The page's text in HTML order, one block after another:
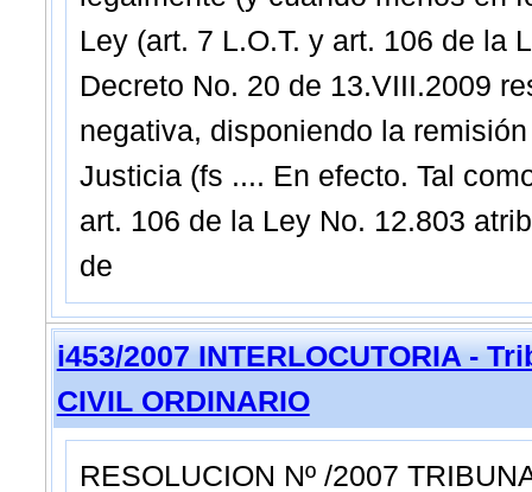
Ley (art. 7 L.O.T. y art. 106 de la
Decreto No. 20 de 13.VIII.2009
negativa, disponiendo la
Justicia (fs .... En efecto. Tal
art. 106 de la Ley No. 12.803
de
i453/2007 INTERLOCUTORIA -
CIVIL ORDINARIO
RESOLUCION Nº /2007